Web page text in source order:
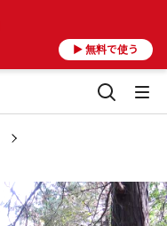
▶ 無料で使う